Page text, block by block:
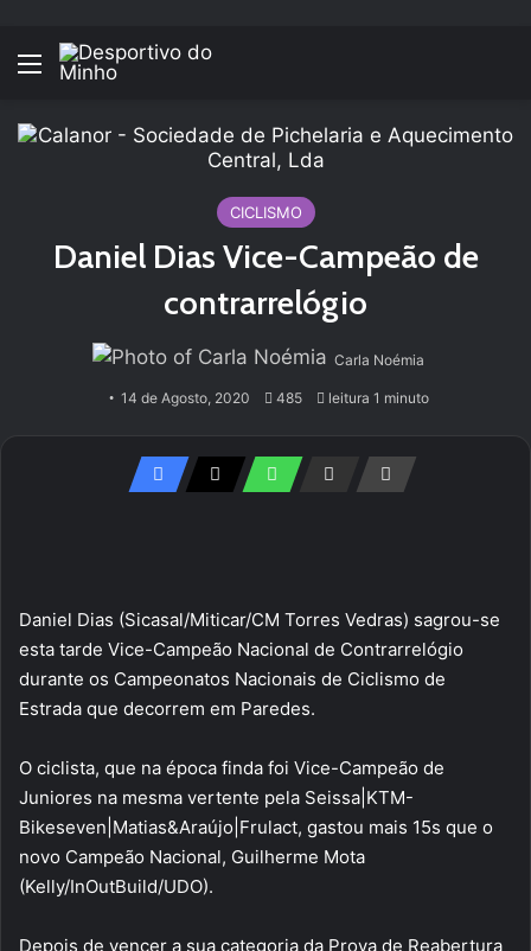
Menu
CICLISMO
Daniel Dias Vice-Campeão de
contrarrelógio
Carla Noémia
14 de Agosto, 2020 485 leitura 1 minuto
Daniel Dias (Sicasal/Miticar/CM Torres Vedras) sagrou-se
esta tarde Vice-Campeão Nacional de Contrarrelógio
durante os Campeonatos Nacionais de Ciclismo de
Estrada que decorrem em Paredes.
O ciclista, que na época finda foi Vice-Campeão de
Juniores na mesma vertente pela Seissa|KTM-
Bikeseven|Matias&Araújo|Frulact, gastou mais 15s que o
novo Campeão Nacional, Guilherme Mota
(Kelly/InOutBuild/UDO).
Depois de vencer a sua categoria da Prova de Reabertura